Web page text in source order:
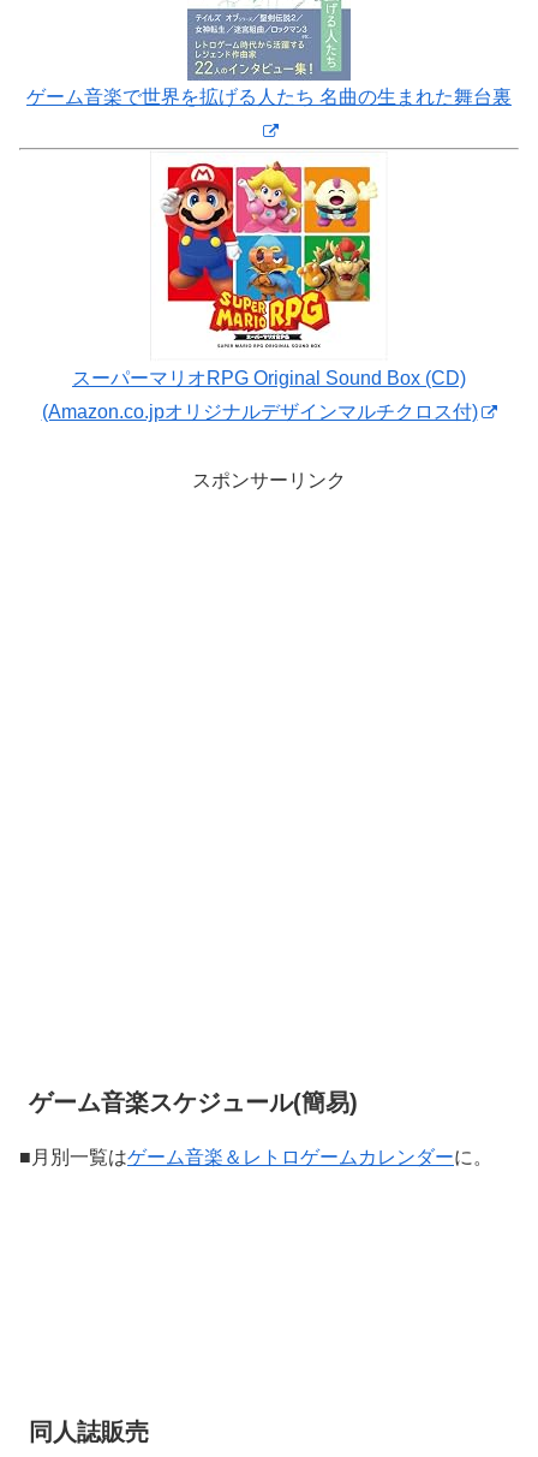
ゲーム音楽で世界を拡げる人たち 名曲の生まれた舞台裏
スーパーマリオRPG Original Sound Box (CD)
(Amazon.co.jpオリジナルデザインマルチクロス付)
スポンサーリンク
ゲーム音楽スケジュール(簡易)
■月別一覧はゲーム音楽＆レトロゲームカレンダーに。
同人誌販売